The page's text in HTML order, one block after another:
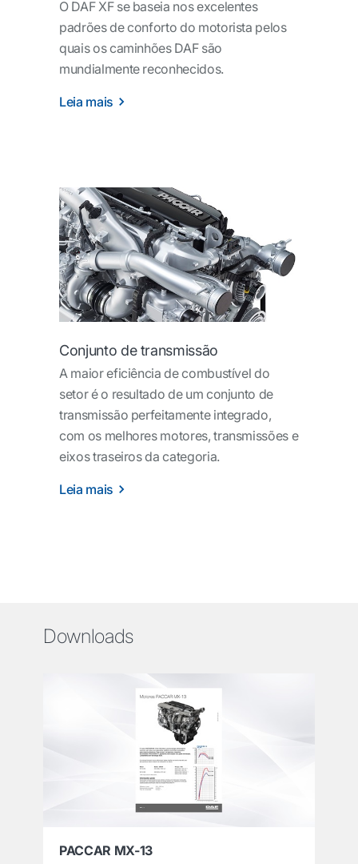
O DAF XF se baseia nos excelentes
padrões de conforto do motorista pelos
quais os caminhões DAF são
mundialmente reconhecidos.
Leia mais
Conjunto de transmissão
A maior eficiência de combustível do
setor é o resultado de um conjunto de
transmissão perfeitamente integrado,
com os melhores motores, transmissões e
eixos traseiros da categoria.
Leia mais
Downloads
PACCAR MX-13